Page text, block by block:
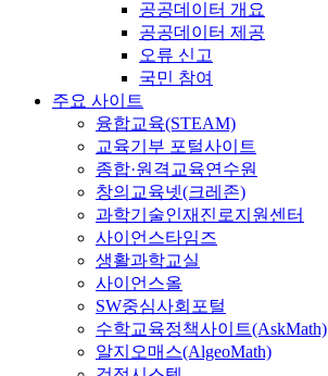
공공데이터 개요
공공데이터 제공
오류 신고
국민 참여
주요 사이트
융합교육(STEAM)
교육기부 포털사이트
종합·원격교육연수원
창의교육넷(크레존)
과학기술인재진로지원센터
사이언스타임즈
생활과학교실
사이언스올
SW중심사회포털
수학교육정책사이트(AskMath)
알지오매스(AlgeoMath)